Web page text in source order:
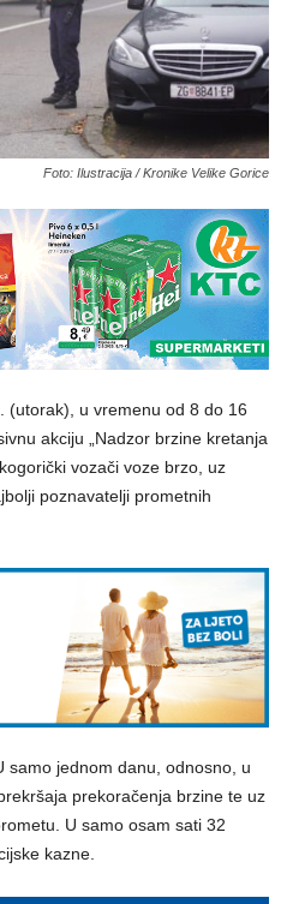
Foto: Ilustracija / Kronike Velike Gorice
(utorak), u vremenu od 8 do 16
akciju „Nadzor brzine kretanja
vozači voze brzo, uz
poznavatelji prometnih
samo jednom danu, odnosno, u
prekoračenja brzine te uz
U samo osam sati 32
kazne.